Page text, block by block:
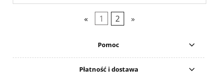
« 1 2 »
Pomoc
Płatność i dostawa